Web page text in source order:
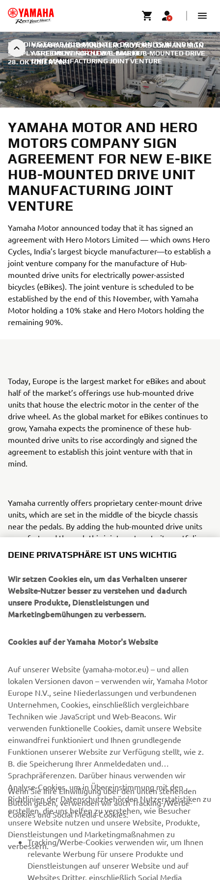
YAMAHA MOTOR AND HERO MOTORS COMPANY SIGN
AGREEMENT FOR NEW E-BIKE HUB-MOUNTED DRIVE
UNIT MANUFACTURING JOINT VENTURE
BUILDING EBIKE HUB-MOUNTED DRIVE UNITS IN INDIA TO
SUPPLY THE GROWING GLOBAL MARKET. |
28. OKTOBER 2021
YAMAHA MOTOR AND HERO
MOTORS COMPANY SIGN
AGREEMENT FOR NEW E-BIKE
HUB-MOUNTED DRIVE UNIT
MANUFACTURING JOINT
VENTURE
Yamaha Motor announced today that it has signed an
agreement with Hero Motors Limited — which owns Hero
Cycles, India’s largest bicycle manufacturer—to establish a
joint venture company for the manufacture of Hub-
mounted drive units for electrically power-assisted
bicycles (eBikes). The joint venture is scheduled to be
established by the end of this November, with Yamaha
Motor holding a 10% stake and Hero Motors holding the
remaining 90%.
Today, Europe is the largest market for eBikes and about
half of the market’s offerings use hub-mounted drive
units that house the electric motor in the center of the
drive wheel. As the global market for eBikes continues to
grow, Yamaha expects the prominence of these hub-
mounted drive units to rise accordingly and signed the
agreement to establish this joint venture with that in
mind.
Yamaha currently offers proprietary center-mount drive
units, which are set in the middle of the bicycle chassis
near the pedals. By adding the hub-mounted drive units
manufactured through this joint venture to its portfolio,
Yamaha looks to raise the overall strength and capabilities
NEW COMPANY SUMMARY
Established (planned): End of November 2021
Capital(at the time of establishment): 220,000,000 Indian
rupees (approx. 328 million yen)
Business: Manufacture of hub-mounted drive units for
electrically power-assisted bicycles
UNTERNEHMEN
B2B
MEHR YAMAHA
DEINE PRIVATSPHÄRE IST UNS WICHTIG
Wir setzen Cookies ein, um das Verhalten unserer
Website-Nutzer besser zu verstehen und dadurch
unsere Produkte, Dienstleistungen und
Marketingbemühungen zu verbessern.
Cookies auf der Yamaha Motor's Website
Auf unserer Website (yamaha-motor.eu) – und allen
lokalen Versionen davon – verwenden wir, Yamaha Motor
Europe N.V., seine Niederlassungen und verbundenen
Unternehmen, Cookies, einschließlich vergleichbare
Techniken wie JavaScript und Web-Beacons. Wir
verwenden funktionelle Cookies, damit unsere Website
einwandfrei funktioniert und Ihnen grundlegende
Funktionen unserer Website zur Verfügung stellt, wie z.
B. die Speicherung Ihrer Anmeldedaten und
Sprachpräferenzen. Darüber hinaus verwenden wir
Analyse-Cookies, um in Übereinstimmung mit den
Richtlinien der Datenschutzbehörden Nutzerstatistiken zu
erstellen, die uns helfen zu verstehen, wie Besucher
unsere Website nutzen und unsere Website, Produkte,
Dienstleistungen und Marketingmaßnahmen zu
verbessern.
Wenn Sie Ihre Einwilligung über den unten stehenden
Button geben, verwenden wir auch Tracking-/Werbe-
Cookies und Social Media-Cookies:
Tracking/Werbe-Cookies verwenden wir, um Ihnen
relevante Werbung für unsere Produkte und
Dienstleistungen auf unserer Website und auf
Websites Dritter, einschließlich Social Media